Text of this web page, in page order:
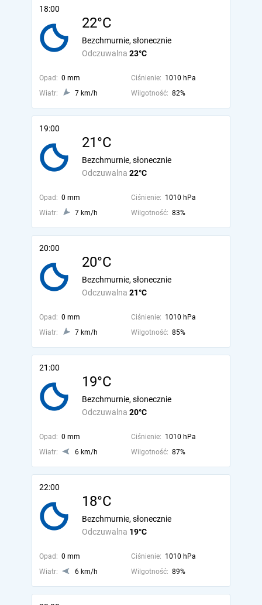
18:00
22°C
Odczuwalna 23°C
Bezchmurnie, słonecznie
Opad: 0 mm Ciśnienie: 1010 hPa
Wiatr:
7 km/h Wilgotność: 82%
19:00
21°C
Odczuwalna 22°C
Bezchmurnie, słonecznie
Opad: 0 mm Ciśnienie: 1010 hPa
Wiatr:
7 km/h Wilgotność: 83%
20:00
20°C
Odczuwalna 21°C
Bezchmurnie, słonecznie
Opad: 0 mm Ciśnienie: 1010 hPa
Wiatr:
7 km/h Wilgotność: 85%
21:00
19°C
Odczuwalna 20°C
Bezchmurnie, słonecznie
Opad: 0 mm Ciśnienie: 1010 hPa
Wiatr:
6 km/h Wilgotność: 87%
22:00
18°C
Odczuwalna 19°C
Bezchmurnie, słonecznie
Opad: 0 mm Ciśnienie: 1010 hPa
Wiatr:
6 km/h Wilgotność: 89%